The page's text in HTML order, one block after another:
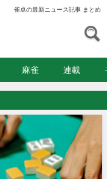
雀卓の最新ニュース記事 まとめ
麻雀 連載